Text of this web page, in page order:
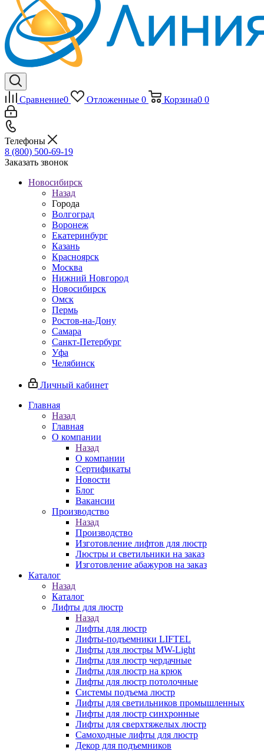
Сравнение0 Отложенные 0 Корзина0 0
Телефоны
8 (800) 500-69-19
Заказать звонок
Новосибирск
Назад
Города
Волгоград
Воронеж
Екатеринбург
Казань
Красноярск
Москва
Нижний Новгород
Новосибирск
Омск
Пермь
Ростов-на-Дону
Самара
Санкт-Петербург
Уфа
Челябинск
Личный кабинет
Главная
Назад
Главная
О компании
Назад
О компании
Сертификаты
Новости
Блог
Вакансии
Производство
Назад
Производство
Изготовление лифтов для люстр
Люстры и светильники на заказ
Изготовление абажуров на заказ
Каталог
Назад
Каталог
Лифты для люстр
Назад
Лифты для люстр
Лифты-подъемники LIFTEL
Лифты для люстры MW-Light
Лифты для люстр чердачные
Лифты для люстр на крюк
Лифты для люстр потолочные
Системы подъема люстр
Лифты для светильников промышленных
Лифты для люстр синхронные
Лифты для сверхтяжелых люстр
Самоходные лифты для люстр
Декор для подъемников